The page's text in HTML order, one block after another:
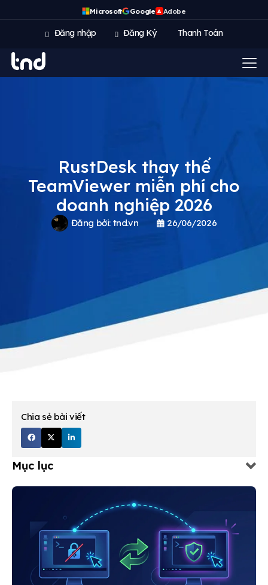
Microsoft Google A Adobe
Đăng nhập Đăng Ký Thanh Toán
RustDesk thay thế
TeamViewer miễn phí cho
doanh nghiệp 2026
Đăng bởi: tnd.vn 26/06/2026
Chia sẻ bài viết
Mục lục